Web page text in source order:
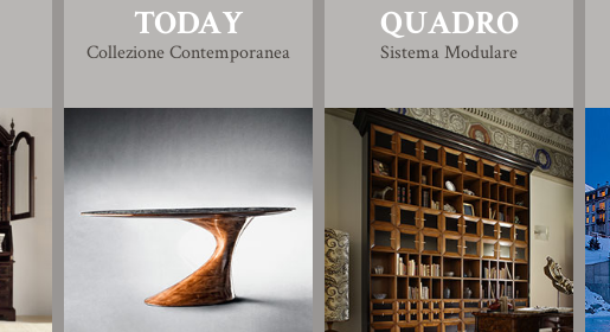
TODAY
Collezione Contemporanea
QUADRO
Sistema Modulare